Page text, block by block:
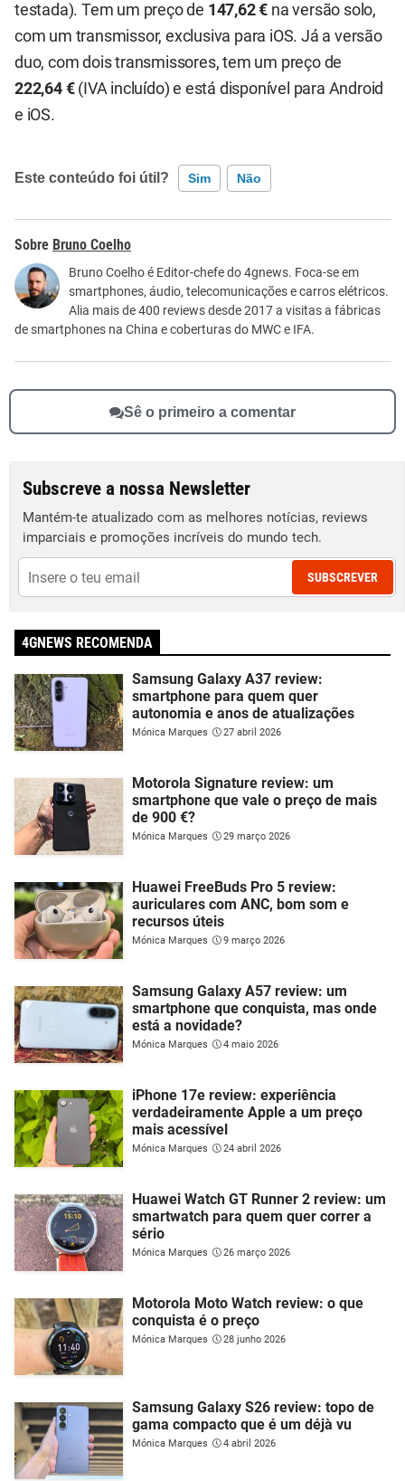
testada). Tem um preço de 147,62 € na versão solo,
com um transmissor, exclusiva para iOS. Já a versão
duo, com dois transmissores, tem um preço de
222,64 €(IVA incluído) e está disponível para Android
e iOS.
Este conteúdo foi útil? Sim Não
Este conteúdo contém informação incorreta
Este conteúdo não tem a informação que procuro
Outro
Bruno Coelho
Bruno Coelho é Editor-chefe do 4gnews. Foca-se em
smartphones, áudio, telecomunicações e carros elétricos.
Alia mais de 400 reviews desde 2017 a visitas a fábricas
de smartphones na China e coberturas do MWC e IFA.
Sê o primeiro a comentar
Subscreve a nossa Newsletter
Mantém-te atualizado com as melhores notícias, reviews
imparciais e promoções incríveis do mundo tech.
SUBSCREVER
4GNEWS RECOMENDA
Samsung Galaxy A37 review:
smartphone para quem quer
autonomia e anos de atualizações
Mónica Marques 27 abril 2026
Motorola Signature review: um
smartphone que vale o preço de mais
de 900 €?
Mónica Marques 29 março 2026
Huawei FreeBuds Pro 5 review:
auriculares com ANC, bom som e
recursos úteis
Mónica Marques 9 março 2026
Samsung Galaxy A57 review: um
smartphone que conquista, mas onde
está a novidade?
Mónica Marques 4 maio 2026
iPhone 17e review: experiência
verdadeiramente Apple a um preço
mais acessível
Mónica Marques 24 abril 2026
Huawei Watch GT Runner 2 review: um
smartwatch para quem quer correr a
sério
Mónica Marques 26 março 2026
Motorola Moto Watch review: o que
conquista é o preço
Mónica Marques 28 junho 2026
Samsung Galaxy S26 review: topo de
gama compacto que é um déjà vu
Mónica Marques 4 abril 2026